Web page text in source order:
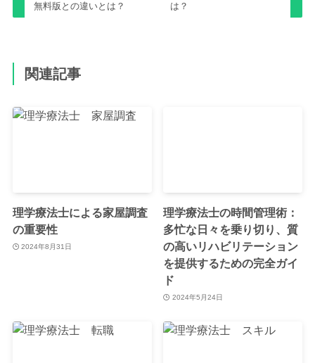
無料版との違いとは？
は？
関連記事
理学療法士による家屋調査
の重要性
2024年8月31日
理学療法士の時間管理術：
多忙な日々を乗り切り、質
の高いリハビリテーション
を提供するための完全ガイ
ド
2024年5月24日